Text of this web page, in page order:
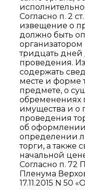
Согласно п. 2
извещение о
должно быть
тридцать дней
проведения.
содержать
месте и форме
предмете, о
обременениях
имущества и о
проведения
об оформлении
определении
торги, а также
начальной
Согласно п. 72
Пленума
17.11.2015 N 50